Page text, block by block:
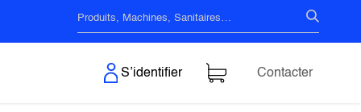
S’identifier Contacter